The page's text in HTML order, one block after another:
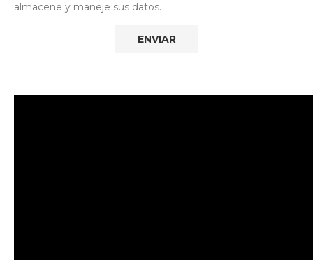
almacene y maneje sus datos.